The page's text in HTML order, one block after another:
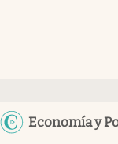
Economía y
Members